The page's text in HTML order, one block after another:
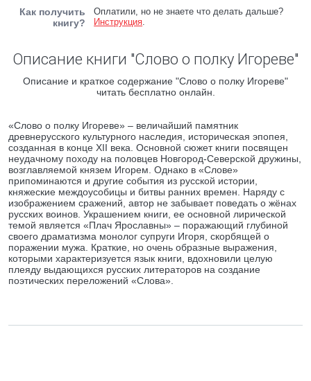
Как получить
книгу?
Оплатили, но не знаете что делать дальше?
Инструкция.
Описание книги "Слово о полку Игореве"
Описание и краткое содержание "Слово о полку Игореве"
читать бесплатно онлайн.
«Слово о полку Игореве» – величайший памятник
древнерусского культурного наследия, историческая эпопея,
созданная в конце XII века. Основной сюжет книги посвящен
неудачному походу на половцев Новгород-Северской дружины,
возглавляемой князем Игорем. Однако в «Слове»
припоминаются и другие события из русской истории,
княжеские междоусобицы и битвы ранних времен. Наряду с
изображением сражений, автор не забывает поведать о жёнах
русских воинов. Украшением книги, ее основной лирической
темой является «Плач Ярославны» – поражающий глубиной
своего драматизма монолог супруги Игоря, скорбящей о
поражении мужа. Краткие, но очень образные выражения,
которыми характеризуется язык книги, вдохновили целую
плеяду выдающихся русских литераторов на создание
поэтических переложений «Слова».